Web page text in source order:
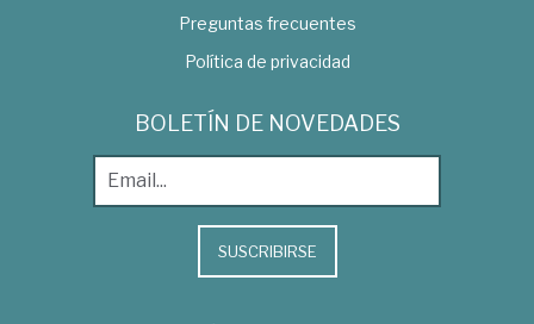
Preguntas frecuentes
Política de privacidad
BOLETÍN DE NOVEDADES
SUSCRIBIRSE